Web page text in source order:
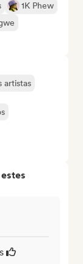
1K Phew
artistas